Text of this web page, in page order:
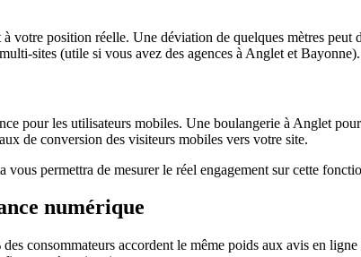
position réelle. Une déviation de quelques mètres peut
sites (utile si vous avez des agences à Anglet et Bayonne).
pour les utilisateurs mobiles. Une boulangerie à Anglet
de conversion des visiteurs mobiles vers votre site.
permettra de mesurer le réel engagement sur cette
numérique
consommateurs accordent le même poids aux avis en